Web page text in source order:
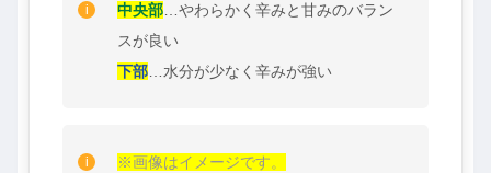
中央部…やわらかく辛みと甘みのバラン
スが良い
下部…水分が少なく辛みが強い
※画像はイメージです。